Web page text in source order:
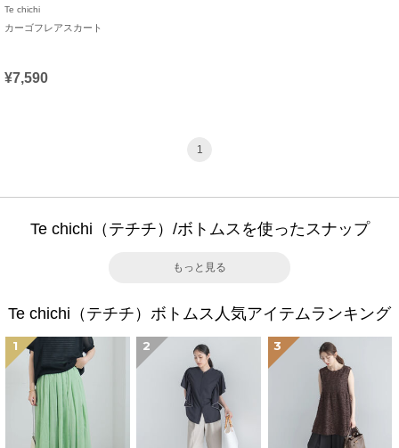
Te chichi
カーゴフレアスカート
¥7,590
1
Te chichi（テチチ）/ボトムスを使ったスナップ
もっと見る
Te chichi（テチチ）ボトムス人気アイテムランキング
1 2 3